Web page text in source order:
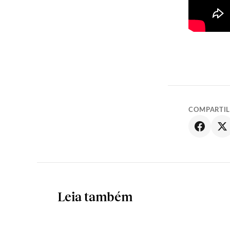
Leia também